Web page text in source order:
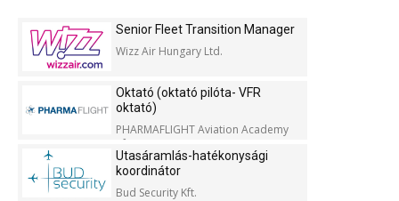
Senior Fleet Transition Manager
Wizz Air Hungary Ltd.
Oktató (oktató pilóta- VFR
oktató)
PHARMAFLIGHT Aviation Academy
Kft.
Utasáramlás-hatékonysági
koordinátor
Bud Security Kft.